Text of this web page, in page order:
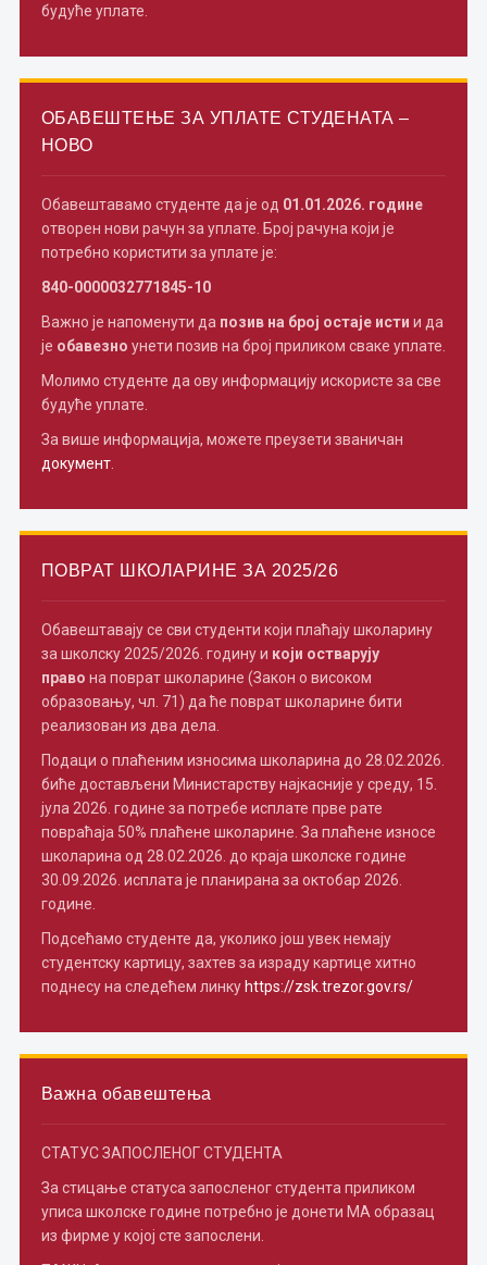
будуће уплате.
ОБАВЕШТЕЊЕ ЗА УПЛАТЕ СТУДЕНАТА –
НОВО
Обавештавамо студенте да је од 01.01.2026. године
отворен нови рачун за уплате. Број рачуна који је
потребно користити за уплате је:
840-0000032771845-10
Важно је напоменути да позив на број остаје исти и да
је обавезно унети позив на број приликом сваке уплате.
Молимо студенте да ову информацију искористе за све
будуће уплате.
За више информација, можете преузети званичан
документ.
ПОВРАТ ШКОЛАРИНЕ ЗА 2025/26
Обавештавају се сви студенти који плаћају школарину
за школску 2025/2026. годину и који остварују
право на поврат школарине (Закон о високом
образовању, чл. 71) да ће поврат школарине бити
реализован из два дела.
Подаци о плаћеним износима школарина до 28.02.2026.
биће достављени Министарству најкасније у среду, 15.
јула 2026. године за потребе исплате прве рате
повраћаја 50% плаћене школарине. За плаћене износе
школарина од 28.02.2026. до краја школске године
30.09.2026. исплата је планирана за октобар 2026.
године.
Подсећамо студенте да, уколико још увек немају
студентску картицу, захтев за израду картице хитно
поднесу на следећем линку https://zsk.trezor.gov.rs/
Важна обавештења
СТАТУС ЗАПОСЛЕНОГ СТУДЕНТА
За стицање статуса запосленог студента приликом
уписа школске године потребно je донети МА образац
из фирме у којој сте запослени.